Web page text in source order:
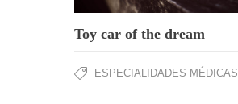
Toy car of the dream
ESPECIALIDADES MÉDICAS